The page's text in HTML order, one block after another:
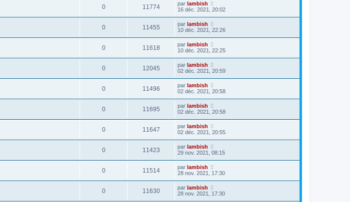
0 11774 par lambish
16 déc. 2021, 20:02
0 11455 par lambish
10 déc. 2021, 22:26
0 11618 par lambish
10 déc. 2021, 22:25
0 12045 par lambish
02 déc. 2021, 20:59
0 11496 par lambish
02 déc. 2021, 20:58
0 11695 par lambish
02 déc. 2021, 20:58
0 11647 par lambish
02 déc. 2021, 20:55
0 11423 par lambish
29 nov. 2021, 08:15
0 11514 par lambish
28 nov. 2021, 17:30
0 11630 par lambish
28 nov. 2021, 17:30